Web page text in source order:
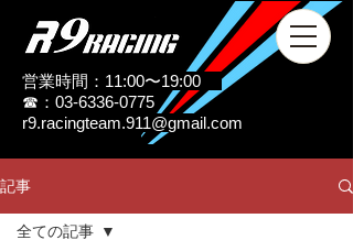
営業時間：11:00〜19:00
☎：03-6336-0775
r9.racingteam.911@gmail.com
記事
全ての記事